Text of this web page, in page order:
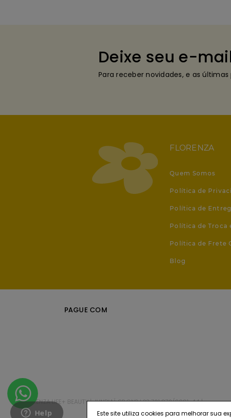
Deixe seu e-
Para receber novidades, e as
FLORENZA
Quem Somos
Política de
Política de
Política de Troca
Política de Frete
Blog
PAGUE COM
FLORENZA LIFE+ BEAUTY | JUNDIAÍ, SP CNPJ 23.721.872/0001-44 |
Este site utiliza cookies para melhorar sua